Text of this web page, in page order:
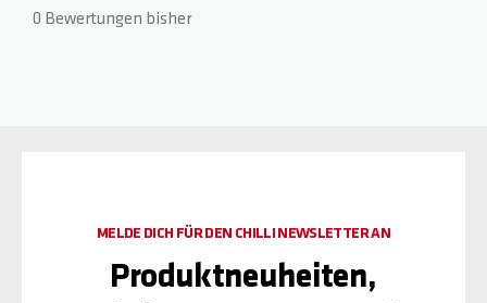
Blue/Black
0 Bewertungen bisher
MELDE DICH FÜR DEN CHILLI NEWSLETTER AN
Produktneuheiten,